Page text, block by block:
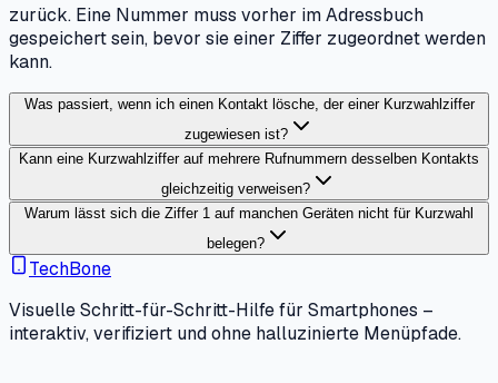
zurück. Eine Nummer muss vorher im Adressbuch
gespeichert sein, bevor sie einer Ziffer zugeordnet werden
kann.
Was passiert, wenn ich einen Kontakt lösche, der einer Kurzwahlziffer
zugewiesen ist?
Kann eine Kurzwahlziffer auf mehrere Rufnummern desselben Kontakts
gleichzeitig verweisen?
Warum lässt sich die Ziffer 1 auf manchen Geräten nicht für Kurzwahl
belegen?
TechBone
Visuelle Schritt-für-Schritt-Hilfe für Smartphones –
interaktiv, verifiziert und ohne halluzinierte Menüpfade.